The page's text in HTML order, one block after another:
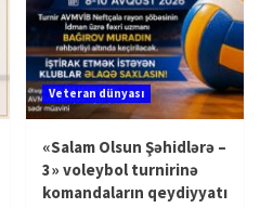
Veteran dünyası
«Salam Olsun Şəhidlərə –
3» voleybol turnirinə
komandaların qeydiyyatı